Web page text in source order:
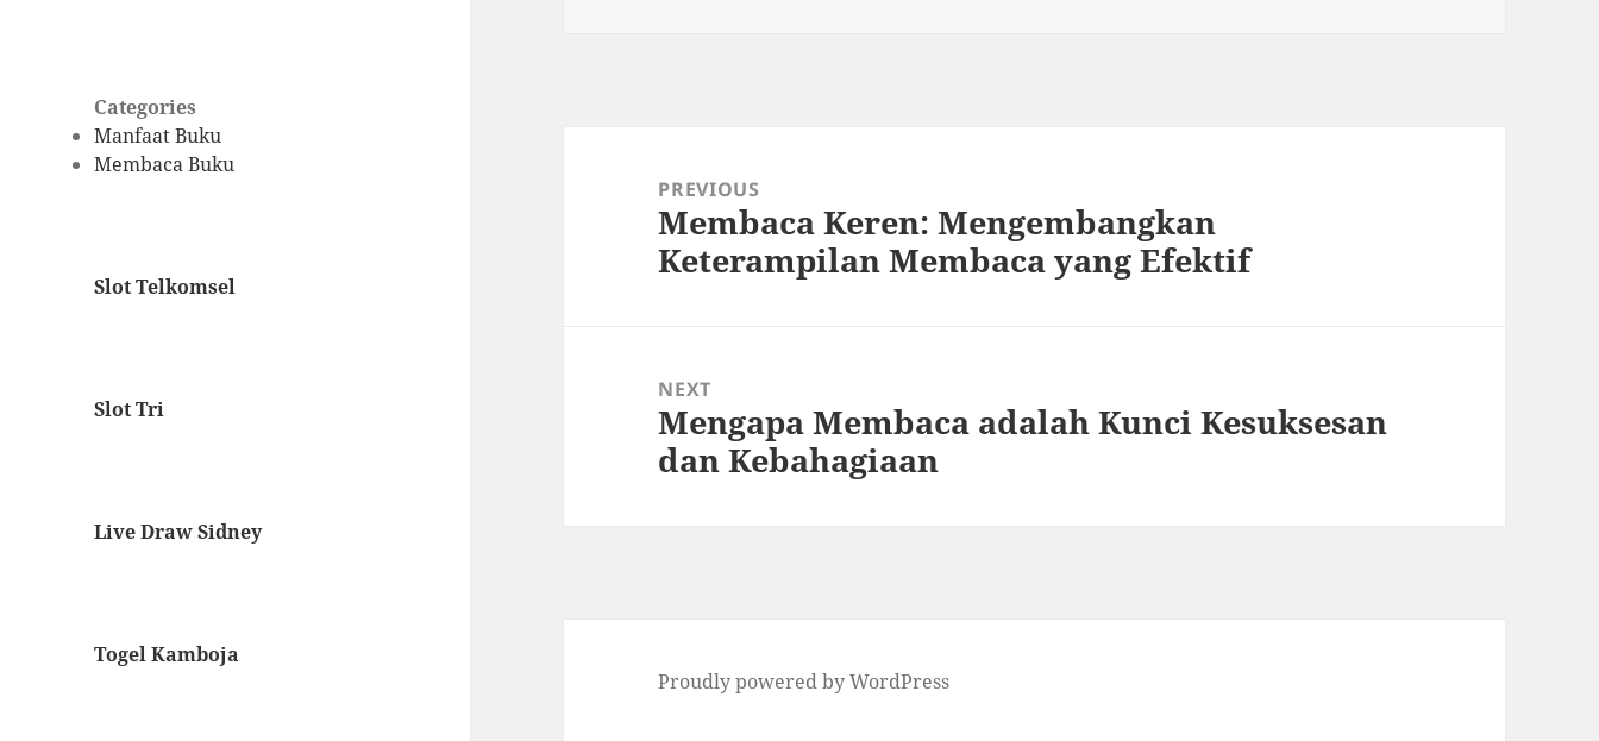
Categories
Manfaat Buku
Membaca Buku
Slot Telkomsel
Slot Tri
Live Draw Sidney
Togel Kamboja
navigationPREVIOUS
Previous
post:
Membaca Keren: Mengembangkan
Keterampilan Membaca yang Efektif
NEXT
Next
post:
Mengapa Membaca adalah Kunci Kesuksesan
dan Kebahagiaan
Proudly powered by WordPress